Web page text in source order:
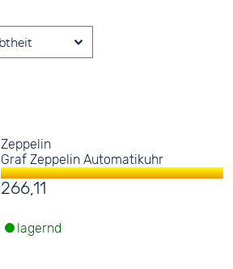
Zeppelin
Graf Zeppelin Automatikuhr
266,11
lagernd